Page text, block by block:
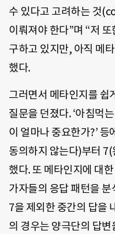
수 있다고 고려하는 것
이뤄져야 한다”며 “저
구하고 있지만, 아직 메
했다.
그러면서 메타인지를 쉽
질문을 던졌다. ‘아침먹
이 얼마나 중요한가?’ 등
동의하지 않는다)부터
했다. 또 메타인지에 대
가자들의 응답 패턴을
7을 제외한 중간의 답을
의 경우는 양극단의 답